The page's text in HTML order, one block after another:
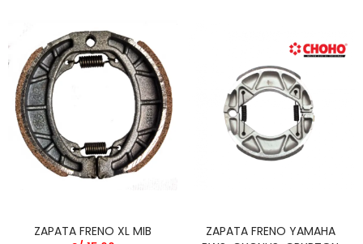
ZAPATA FRENO XL MIB
ZAPATA FRENO YAMAHA